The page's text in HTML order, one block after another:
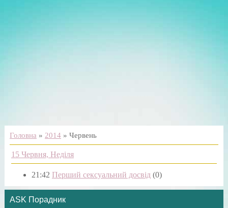
Головна » 2014 » Червень
15 Червня, Неділя
21:42 Перший сексуальний досвід (0)
ASK Порадник